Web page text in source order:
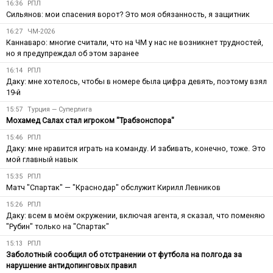
16:36 РПЛ
Сильянов: мои спасения ворот? Это моя обязанность, я защитник
16:27 ЧМ-2026
Каннаваро: многие считали, что на ЧМ у нас не возникнет трудностей,
но я предупреждал об этом заранее
16:14 РПЛ
Даку: мне хотелось, чтобы в номере была цифра девять, поэтому взял
19-й
15:57 Турция — Суперлига
Мохамед Салах стал игроком "Трабзонспора"
15:46 РПЛ
Даку: мне нравится играть на команду. И забивать, конечно, тоже. Это
мой главный навык
15:35 РПЛ
Матч "Спартак" — "Краснодар" обслужит Кирилл Левников
15:26 РПЛ
Даку: всем в моём окружении, включая агента, я сказал, что поменяю
"Рубин" только на "Спартак"
15:13 РПЛ
Заболотный сообщил об отстранении от футбола на полгода за
нарушение антидопинговых правил